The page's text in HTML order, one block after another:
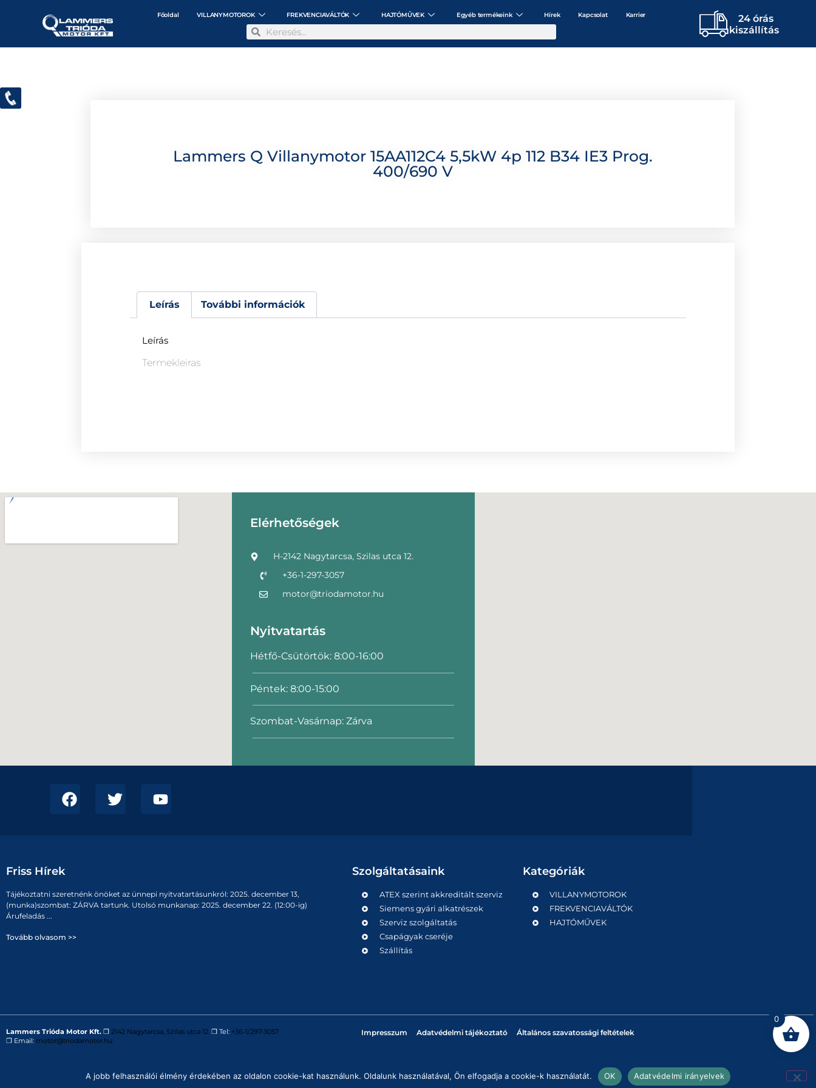
Főoldal VILLANYMOTOROK FREKVENCIAVÁLTÓK HAJTÓMŰVEK Egyéb termékeink Hírek Kapcsolat Karrier
24 órás
kiszállítás
Lammers Q Villanymotor 15AA112C4 5,5kW 4p 112 B34 IE3 Prog.
400/690 V
Leírás További információk
Leírás
Termekleiras
Elérhetőségek
H-2142 Nagytarcsa, Szilas utca 12.
+36-1-297-3057
motor@triodamotor.hu
Nyitvatartás
Hétfő-Csütörtök: 8:00-16:00
Péntek: 8:00-15:00
Szombat-Vasárnap: Zárva
Friss Hírek
Tájékoztatni szeretnénk önöket az ünnepi nyitvatartásunkról: 2025. december 13,
(munka)szombat: ZÁRVA tartunk. Utolsó munkanap: 2025. december 22. (12:00-ig)
Árufeladás ...
Tovább olvasom >>
Szolgáltatásaink
ATEX szerint akkreditált szerviz
Siemens gyári alkatrészek
Szerviz szolgáltatás
Csapágyak cseréje
Szállítás
Kategóriák
VILLANYMOTOROK
FREKVENCIAVÁLTÓK
HAJTÓMŰVEK
Lammers Trióda Motor Kft. ❒ 2142 Nagytarcsa, Szilas utca 12. ❒ Tel: +36-1/297-3057
❒ Email: motor@triodamotor.hu
Impresszum Adatvédelmi tájékoztató Általános szavatossági feltételek
0
A jobb felhasználói élmény érdekében az oldalon cookie-kat használunk. Oldalunk használatával, Ön elfogadja a cookie-k használatát. OK Adatvédelmi irányelvek